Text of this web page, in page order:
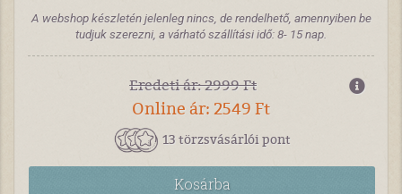
A webshop készletén jelenleg nincs, de rendelhető, amennyiben be
tudjuk szerezni, a várható szállítási idő: 8- 15 nap.
Eredeti ár: 2999 Ft
Online ár: 2549 Ft
13 törzsvásárlói pont
Kosárba